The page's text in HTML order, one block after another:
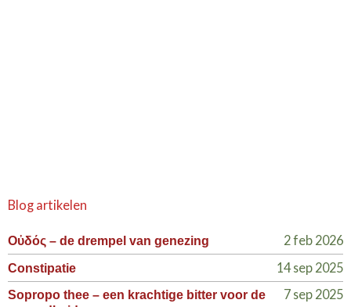
Blog artikelen
Οὐδός – de drempel van genezing 2 feb 2026
Constipatie 14 sep 2025
Sopropo thee – een krachtige bitter voor de
7 sep 2025